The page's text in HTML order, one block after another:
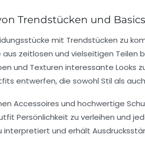
Trendstücken und
mit Trendstücken zu
aus zeitlosen und vielseitigen
und Texturen interessante Looks
entwerfen, die sowohl Stil als
Accessoires und hochwertige
Persönlichkeit zu verleihen und
interpretiert und erhält